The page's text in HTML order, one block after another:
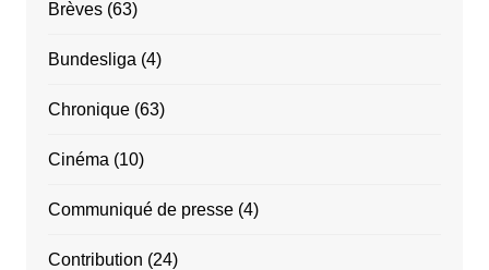
Brèves(63)
Bundesliga (4)
Chronique(63)
Cinéma (10)
Communiqué de presse(4)
Contribution (24)